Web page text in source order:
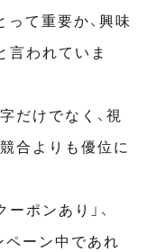
て重要か、興味
言われていま
だけでなく、視
合よりも優位に
ポンあり」、
ペーン中であれ